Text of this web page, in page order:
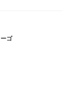
ゴ